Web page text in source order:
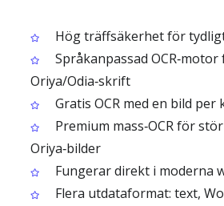
Hög träffsäkerhet för
Språkanpassad
Oriya/Odia‑skrift
Gratis OCR med en bild per
Premium mass‑OCR för
Oriya‑bilder
Fungerar direkt i moderna
Flera utdataformat: text,